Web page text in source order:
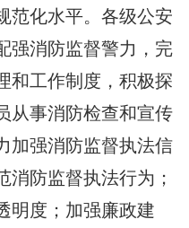
化水平。各级公安
强消防监督警力，完
和工作制度，积极探
从事消防检查和宣传
加强消防监督执法信
消防监督执法行为；
明度；加强廉政建